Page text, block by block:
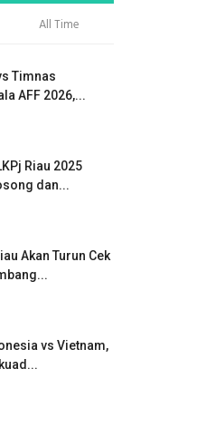
All Time
Timnas
AFF 2026,...
Riau 2025
dan...
Akan Turun Cek
vs Vietnam,